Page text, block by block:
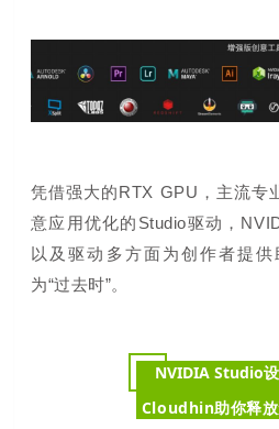
凭借强大的RTX GPU，主流专
意应用优化的Studio驱动，
以及驱动多方面为创作者提
为“过去时”。
NVIDIA Studio
Cloudhin助你释放